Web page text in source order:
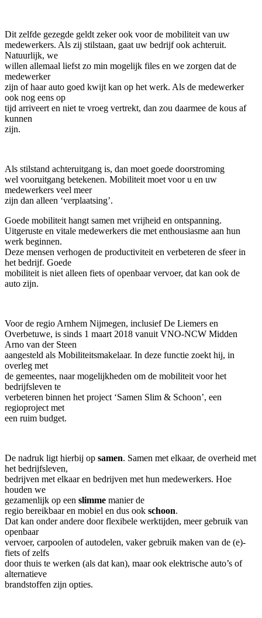
Dit zelfde gezegde geldt zeker ook voor de mobiliteit van uw
medewerkers. Als zij stilstaan, gaat uw bedrijf ook achteruit.
Natuurlijk, we
willen allemaal liefst zo min mogelijk files en we zorgen dat de
medewerker
zijn of haar auto goed kwijt kan op het werk. Als de medewerker
ook nog eens op
tijd arriveert en niet te vroeg vertrekt, dan zou daarmee de kous af
kunnen
zijn.
Als stilstand achteruitgang is, dan moet goede doorstroming
wel vooruitgang betekenen. Mobiliteit moet voor u en uw
medewerkers veel meer
zijn dan alleen ‘verplaatsing’.
Goede mobiliteit hangt samen met vrijheid en ontspanning.
Uitgeruste en vitale medewerkers die met enthousiasme aan hun
werk beginnen.
Deze mensen verhogen de productiviteit en verbeteren de sfeer in
het bedrijf. Goede
mobiliteit is niet alleen fiets of openbaar vervoer, dat kan ook de
auto zijn.
Voor de regio Arnhem Nijmegen, inclusief De Liemers en
Overbetuwe, is sinds 1 maart 2018 vanuit VNO-NCW Midden
Arno van der Steen
aangesteld als Mobiliteitsmakelaar. In deze functie zoekt hij, in
overleg met
de gemeentes, naar mogelijkheden om de mobiliteit voor het
bedrijfsleven te
verbeteren binnen het project ‘Samen Slim & Schoon’, een
regioproject met
een ruim budget.
De nadruk ligt hierbij op samen. Samen met elkaar, de overheid met
het bedrijfsleven,
bedrijven met elkaar en bedrijven met hun medewerkers. Hoe
houden we
gezamenlijk op een slimme manier de
regio bereikbaar en mobiel en dus ook schoon.
Dat kan onder andere door flexibele werktijden, meer gebruik van
openbaar
vervoer, carpoolen of autodelen, vaker gebruik maken van de (e)-
fiets of zelfs
door thuis te werken (als dat kan), maar ook elektrische auto’s of
alternatieve
brandstoffen zijn opties.